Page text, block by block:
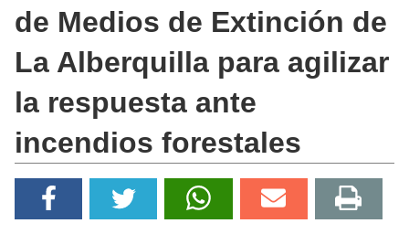
de Medios de Extinción de
La Alberquilla para agilizar
la respuesta ante
incendios forestales